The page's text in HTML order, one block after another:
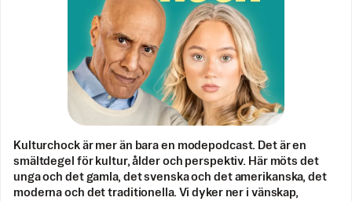
Kulturchock är mer än bara en modepodcast. Det är en
smältdegel för kultur, ålder och perspektiv. Här möts det
unga och det gamla, det svenska och det amerikanska, det
moderna och det traditionella. Vi dyker ner i vänskap,